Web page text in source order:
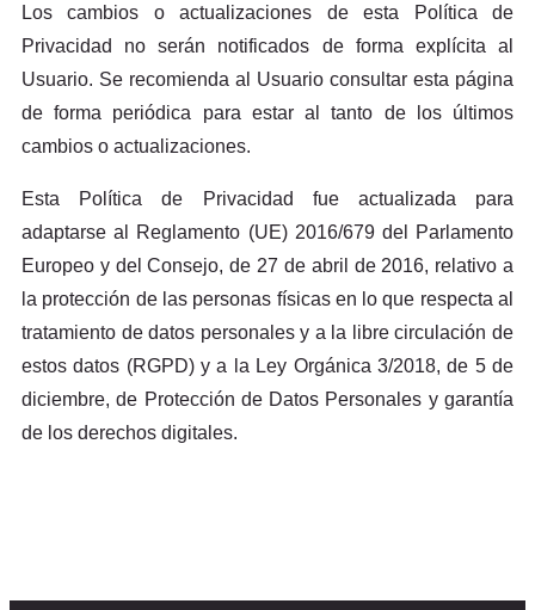
Los cambios o actualizaciones de esta Política de
Privacidad no serán notificados de forma explícita al
Usuario. Se recomienda al Usuario consultar esta página
de forma periódica para estar al tanto de los últimos
cambios o actualizaciones.
Esta Política de Privacidad fue actualizada para
adaptarse al Reglamento (UE) 2016/679 del Parlamento
Europeo y del Consejo, de 27 de abril de 2016, relativo a
la protección de las personas físicas en lo que respecta al
tratamiento de datos personales y a la libre circulación de
estos datos (RGPD) y a la Ley Orgánica 3/2018, de 5 de
diciembre, de Protección de Datos Personales y garantía
de los derechos digitales.